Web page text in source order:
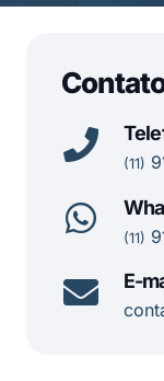
(11)
(11)
E-